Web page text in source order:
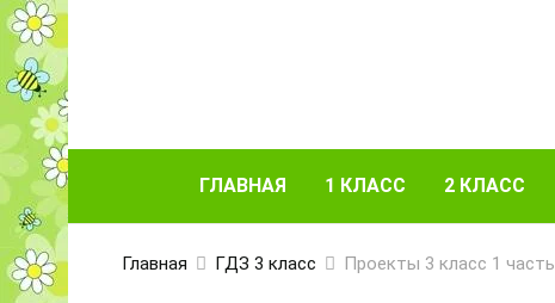
ГЛАВНАЯ 1 КЛАСС 2 КЛАСС
Главная ГДЗ 3 класс Проекты 3 класс 1 часть